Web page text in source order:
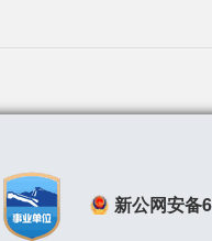
新公网安备